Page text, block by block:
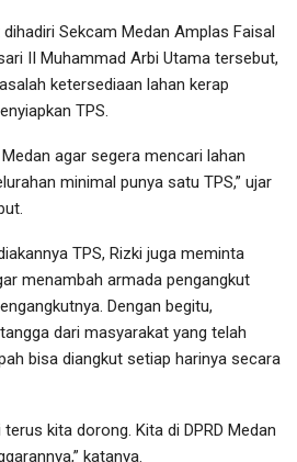
Sekcam Medan Amplas Faisal
II Muhammad Arbi Utama tersebut,
ketersediaan lahan kerap
TPS.
agar segera mencari lahan
minimal punya satu TPS,” ujar
TPS, Rizki juga meminta
menambah armada pengangkut
Dengan begitu,
dari masyarakat yang telah
bisa diangkut setiap harinya secara
kita dorong. Kita di DPRD Medan
katanya.